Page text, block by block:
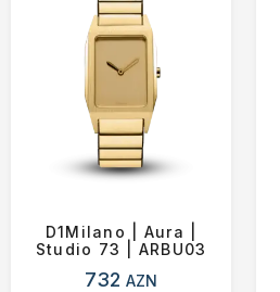
D1Milano | Aura |
Studio 73 | ARBU03
732AZN